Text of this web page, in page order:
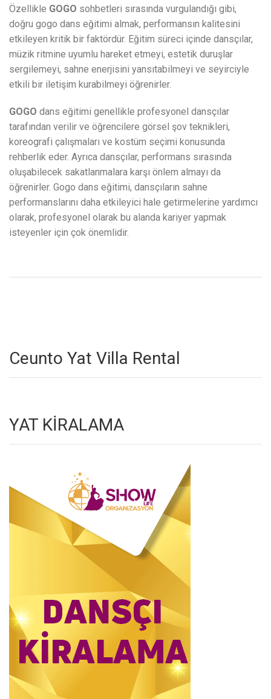
Özellikle GOGO sohbetleri sırasında vurgulandığı gibi,
doğru gogo dans eğitimi almak, performansın kalitesini
etkileyen kritik bir faktördür. Eğitim süreci içinde dansçılar,
müzik ritmine uyumlu hareket etmeyi, estetik duruşlar
sergilemeyi, sahne enerjisini yansıtabilmeyi ve seyirciyle
etkili bir iletişim kurabilmeyi öğrenirler.
GOGO dans eğitimi genellikle profesyonel dansçılar
tarafından verilir ve öğrencilere görsel şov teknikleri,
koreografi çalışmaları ve kostüm seçimi konusunda
rehberlik eder. Ayrıca dansçılar, performans sırasında
oluşabilecek sakatlanmalara karşı önlem almayı da
öğrenirler. Gogo dans eğitimi, dansçıların sahne
performanslarını daha etkileyici hale getirmelerine yardımcı
olarak, profesyonel olarak bu alanda kariyer yapmak
isteyenler için çok önemlidir.
Ceunto Yat Villa Rental
YAT KİRALAMA